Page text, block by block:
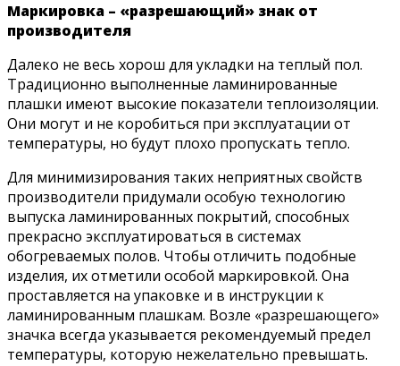
Маркировка – «разрешающий» знак от
производителя
Далеко не весь хорош для укладки на теплый пол.
Традиционно выполненные ламинированные
плашки имеют высокие показатели теплоизоляции.
Они могут и не коробиться при эксплуатации от
температуры, но будут плохо пропускать тепло.
Для минимизирования таких неприятных свойств
производители придумали особую технологию
выпуска ламинированных покрытий, способных
прекрасно эксплуатироваться в системах
обогреваемых полов. Чтобы отличить подобные
изделия, их отметили особой маркировкой. Она
проставляется на упаковке и в инструкции к
ламинированным плашкам. Возле «разрешающего»
значка всегда указывается рекомендуемый предел
температуры, которую нежелательно превышать.